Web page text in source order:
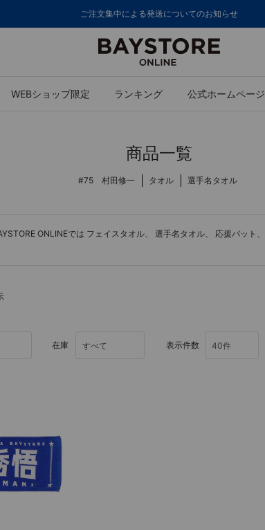
ご注文集中による発送についてのお知らせ
WEBショップ限定 ランキング 公式ホームページ
商品一覧
#75 村田修一 タオル 選手名タオル
ONLINEでは フェイスタオル、 選手名タオル、 応援バット 、
在庫 表示件数